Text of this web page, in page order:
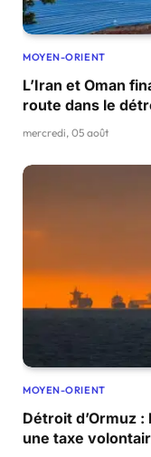
MOYEN-ORIENT
L’Iran et Oman
route dans le
mercredi, 05 août
MOYEN-ORIENT
Détroit d’Ormuz
une taxe